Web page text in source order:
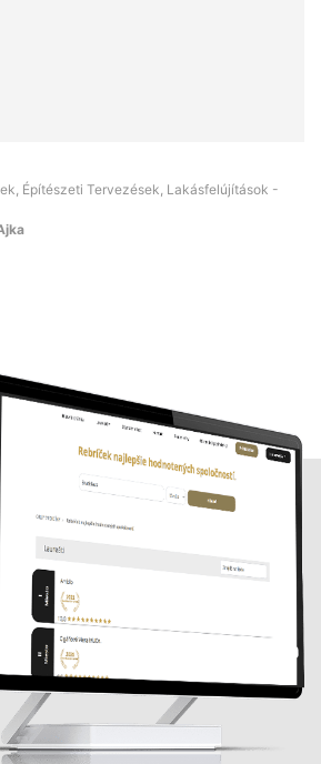
Építészeti Tervezések, Lakásfelújítások -